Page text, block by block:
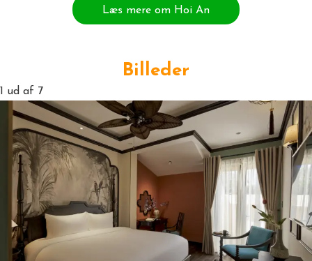
Læs mere om Hoi An
Billeder
1 ud af 7